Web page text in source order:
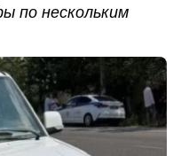
по нескольким